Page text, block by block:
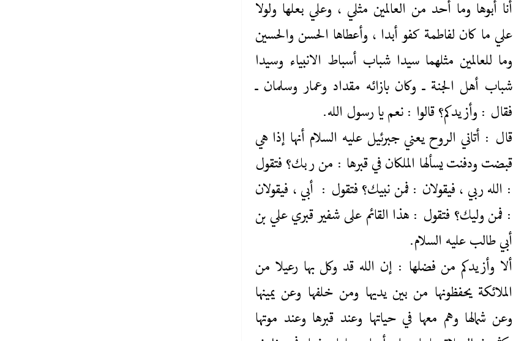
أنا أبوها وما أحد من العالمين مثلي ، وعلي بعلها ولولا
علي ما كان لفاطمة كفو أبدا ، وأعطاها الحسن والحسين
وما للعالمين مثلهما سيدا شباب أسباط الانبياء وسيدا
شباب أهل الجنة ـ وكان بازائه مقداد وعمار وسلمان ـ
فقال : وأزيدكم؟ قالوا : نعم يا رسول الله.
قال : أتاني الروح يعني جبرئيل عليه ‌السلام أنها إذا هي
قبضت ودفنت يسألها الملكان في قبرها : من ربك؟ فتقول
: الله ربي ، فيقولان : فمن نبيك؟ فتقول : أبي ، فيقولان
: فمن وليك؟ فتقول : هذا القائم على شفير قبري علي بن
أبي طالب عليه ‌السلام.
ألا وأزيدكم من فضلها : إن الله قد وكل بها رعيلا من
الملائكة يحفظونها من بين يديها ومن خلفها وعن يمينها
وعن شمالها وهم معها في حياتها وعند قبرها وعند موتها